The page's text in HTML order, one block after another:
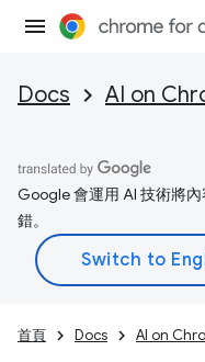
Docs AI on
Google 會運用 AI 技術將
錯。
首頁 Docs AI on